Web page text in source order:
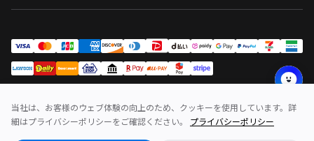
当社は、お客様のウェブ体験の向上のため、クッキーを使用しています。詳
細はプライバシーポリシーをご確認ください。 プライバシーポリシー
問い合わせ 利用規約 ポリシー